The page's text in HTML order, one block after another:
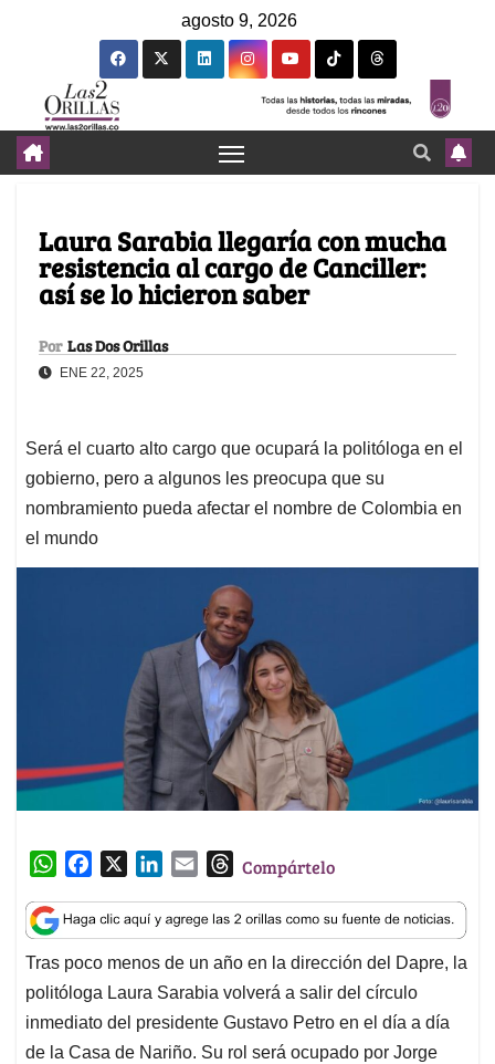
agosto 9, 2026
Laura Sarabia llegaría con mucha
resistencia al cargo de Canciller:
así se lo hicieron saber
Por Las Dos Orillas
ENE 22, 2025
Será el cuarto alto cargo que ocupará la politóloga en el
gobierno, pero a algunos les preocupa que su
nombramiento pueda afectar el nombre de Colombia en
el mundo
W
a
t
s
A
p
p
c
e
b
o
o
k
n
k
e
d
I
n
a
i
l
T
r
e
a
d
s
Compártelo
Tras poco menos de un año en la dirección del Dapre, la
politóloga Laura Sarabia volverá a salir del círculo
inmediato del presidente Gustavo Petro en el día a día
de la Casa de Nariño. Su rol será ocupado por Jorge